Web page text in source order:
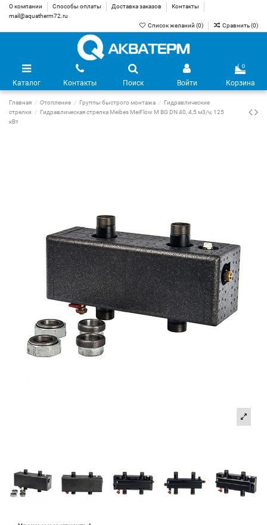
О компании Способы оплаты Доставка заказов
Контакты
mail@aquatherm72.ru
Список желаний (0) Сравнить (0)
Каталог Контакты Поиск Войти
0
Корзина
Главная Отопление Группы быстрого монтажа
Гидравлические
стрелки
Гидравлическая стрелка Meibes MeiFlow M BG DN 40, 4,5 м3/ч, 125
кВт